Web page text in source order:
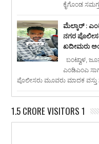
ಕೈಗೊಂಡ
ಮೆಲ್ಕಾರ್ :
ನಗರ
ಖದೀಮರು
ಬಂಟ್ವಾಳ,
ಎಂಡಿಎಂಎ
ಪೊಲೀಸರು ಮೂವರು ಮಾದಕ
1.5 CRORE VISITORS 1